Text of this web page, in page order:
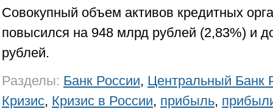
Совокупный объем активов кредитных
повысился на 948 млрд рублей (2,83%) и
рублей.
Разделы: Банк России, Центральный Банк
Кризис, Кризис в России, прибыль,